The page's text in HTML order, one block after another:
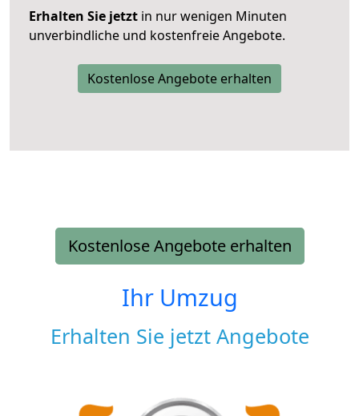
Erhalten Sie jetzt in nur wenigen Minuten
unverbindliche und kostenfreie Angebote.
Kostenlose Angebote erhalten
Kostenlose Angebote erhalten
Ihr Umzug
Erhalten Sie jetzt Angebote